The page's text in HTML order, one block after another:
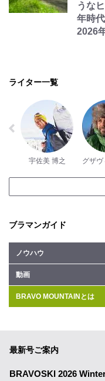
うな
年時
2026
ライター一覧
宇佐美 博之
ブラマンガイド
ノウハウ
動画
BRAVO MOUNTAINとは
最新号ご案内
BRAVOSKI 2026